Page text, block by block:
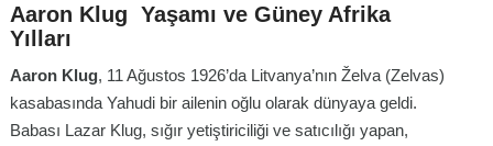
Aaron Klug Yaşamı ve Güney Afrika
Yılları
Aaron Klug, 11 Ağustos 1926’da Litvanya’nın Želva (Zelvas)
kasabasında Yahudi bir ailenin oğlu olarak dünyaya geldi.
Babası Lazar Klug, sığır yetiştiriciliği ve satıcılığı yapan,